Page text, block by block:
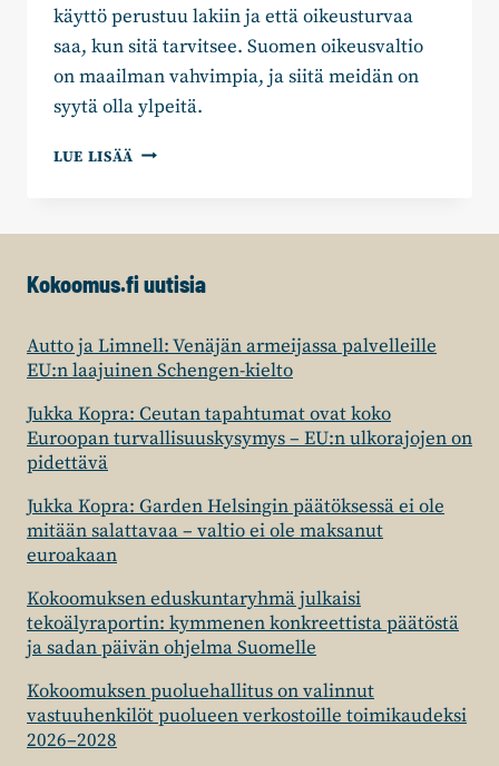
käyttö perustuu lakiin ja että oikeusturvaa
saa, kun sitä tarvitsee. Suomen oikeusvaltio
on maailman vahvimpia, ja siitä meidän on
syytä olla ylpeitä.
LUE LISÄÄ PIHLA
YHTEISKUNNAN
Kokoomus.fi uutisia
Autto ja Limnell: Venäjän armeijassa palvelleille
EU:n laajuinen Schengen-kielto
Jukka Kopra: Ceutan tapahtumat ovat koko
Euroopan turvallisuuskysymys – EU:n ulkorajojen on
pidettävä
Jukka Kopra: Garden Helsingin päätöksessä ei ole
mitään salattavaa – valtio ei ole maksanut
euroakaan
Kokoomuksen eduskuntaryhmä julkaisi
tekoälyraportin: kymmenen konkreettista päätöstä
ja sadan päivän ohjelma Suomelle
Kokoomuksen puoluehallitus on valinnut
vastuuhenkilöt puolueen verkostoille toimikaudeksi
2026–2028